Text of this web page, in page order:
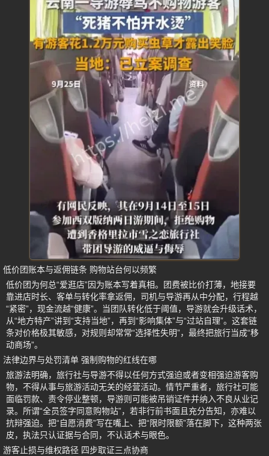
低价团账本与返佣链条 购物站台何以频繁
低价团为何总“爱逛店”因为账本写着真相。团费被比价打薄，地接要
靠进店时长、客单与转化率拿返佣，司机与导游再从中分配，行程越
“紧密”，现金流越“健康”。当团队转化低于阈值，导游就会升级话术，
从“地方特产”讲到“支持当地”，再到“影响集体”与“过站自理”。这套链
条对价格极其敏感，对规则却常常“选择性失明”，最终把旅行当成“移
动商场”。
法律边界与处罚清单 强制购物的红线在哪
旅游法明确，旅行社与导游不得以任何方式强迫或者变相强迫游客购
物，不得从事与旅游活动无关的经营活动。情节严重者，旅行社可能
面临罚款、责令停业整顿，导游则可能被吊销证件并纳入不良从业记
录。所谓“全员签字同意购物站”，若非行前书面且充分告知，亦难以
抗辩强迫。把“自愿消费”写在嘴上、把“限时限额”落在脚下，这种两张
皮，执法只认证据与合同，不认话术与眼色。
游客止损与维权路径 四步取证三点协商